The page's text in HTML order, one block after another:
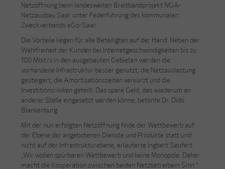
Netzöffnung beim landesweiten Breitbandprojekt NGA-
Netzausbau Saar unter Federführung des kommunalen
Zweckverbands eGo-Saar.
Die Vorteile liegen für alle Beteiligten auf der Hand: Neben der
Wahlfreiheit der Kunden bei Internetgeschwindigkeiten bis zu
100 Mbit/s in den ausgebauten Gebieten werden die
vorhandene Infrastruktur besser genutzt, die Netzauslastung
gesteigert, die Amortisationszeiten verkürzt und die
Investitionsrisiken geteilt. Das spare Geld, das wiederum an
anderer Stelle eingesetzt werden könne, betonte Dr. Dido
Blankenburg.
Mit der nun erfolgten Netzöffnung finde der Wettbewerb auf
der Ebene der angebotenen Dienste und Produkte statt und
nicht auf der Infrastrukturebene, erläuterte Ingbert Seufert.
„Wir wollen spürbaren Wettbewerb und keine Monopole. Daher
macht die Kooperation zwischen beiden Netzbetreibern Sinn.“